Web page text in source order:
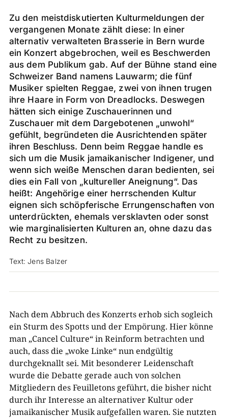
Zu den meistdiskutierten Kulturmeldungen der
vergangenen Monate zählt diese: In einer
alternativ verwalteten Brasserie in Bern wurde
ein Konzert abgebrochen, weil es Beschwerden
aus dem Publikum gab. Auf der Bühne stand eine
Schweizer Band namens Lauwarm; die fünf
Musiker spielten Reggae, zwei von ihnen trugen
ihre Haare in Form von Dreadlocks. Deswegen
hätten sich einige Zuschauerinnen und
Zuschauer mit dem Dargebotenen „unwohl“
gefühlt, begründeten die Ausrichtenden später
ihren Beschluss. Denn beim Reggae handle es
sich um die Musik jamaikanischer Indigener, und
wenn sich weiße Menschen daran bedienten, sei
dies ein Fall von „kultureller Aneignung“. Das
heißt: Angehörige einer herrschenden Kultur
eignen sich schöpferische Errungenschaften von
unterdrückten, ehemals versklavten oder sonst
wie marginalisierten Kulturen an, ohne dazu das
Recht zu besitzen.
Text: Jens Balzer
Nach dem Abbruch des Konzerts erhob sich sogleich
ein Sturm des Spotts und der Empörung. Hier könne
man „Cancel Culture“ in Reinform betrachten und
auch, dass die „woke Linke“ nun endgültig
durchgeknallt sei. Mit besonderer Leidenschaft
wurde die Debatte gerade auch von solchen
Mitgliedern des Feuilletons geführt, die bisher nicht
durch ihr Interesse an alternativer Kultur oder
jamaikanischer Musik aufgefallen waren. Sie nutzten